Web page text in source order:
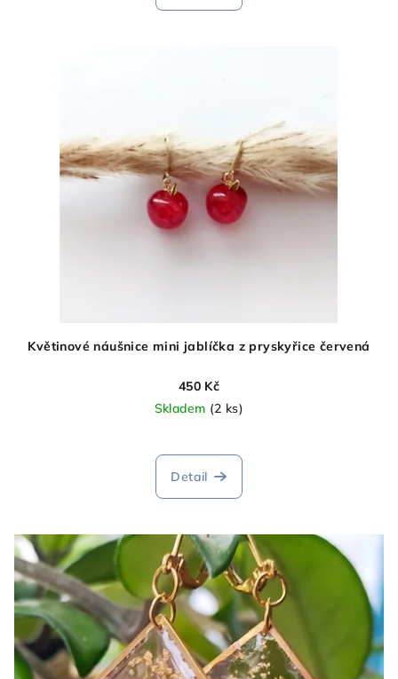
Květinové náušnice mini jablíčka z pryskyřice červená
450 Kč
Skladem (2 ks)
Detail